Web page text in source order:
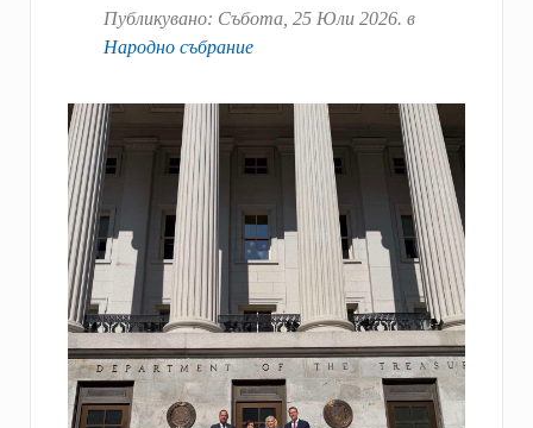
Публикувано: Събота, 25 Юли 2026. в
Народно събрание